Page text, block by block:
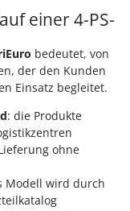
einer 4-PS-
bedeutet, von
der den Kunden
Einsatz begleitet.
: die Produkte
ohne
Modell wird durch